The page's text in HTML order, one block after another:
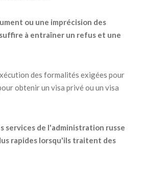
ou une imprécision des
à entraîner un refus et une
des formalités exigées pour
obtenir un visa privé ou un visa
services de l'administration russe
rapides lorsqu'ils traitent des